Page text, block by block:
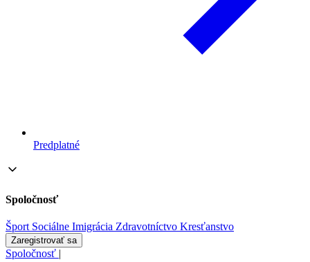
Predplatné
Spoločnosť
Šport Sociálne Imigrácia Zdravotníctvo Kresťanstvo
Zaregistrovať sa
Spoločnosť |